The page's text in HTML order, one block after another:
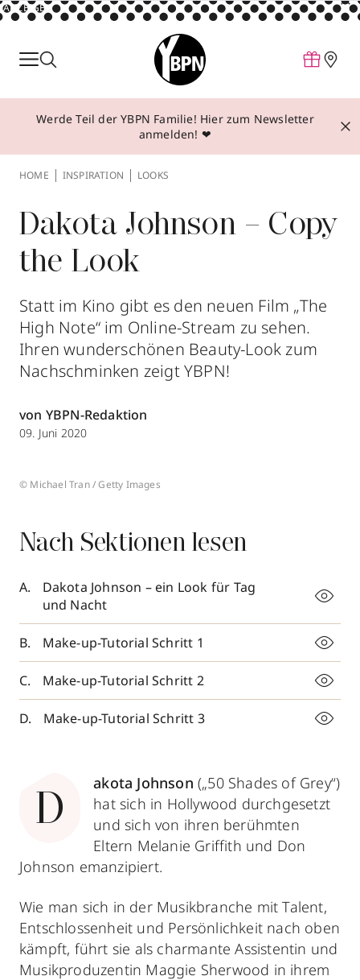
ANZEIGE
Parfum
Make-up
Behandlungen
Über YBPN
Aktionen
Storefinder
Werde Teil der YBPN Familie! Hier zum Newsletter
anmelden! ❤
HOME INSPIRATION LOOKS
Dakota Johnson – Copy
the Look
Statt im Kino gibt es den neuen Film „The
High Note“ im Online-Stream zu sehen.
Ihren wunderschönen Beauty-Look zum
Nachschminken zeigt YBPN!
von YBPN-Redaktion
09. Juni 2020
© Michael Tran / Getty Images
Nach Sektionen lesen
Dakota Johnson – ein Look für Tag
und Nacht
Make-up-Tutorial Schritt 1
Make-up-Tutorial Schritt 2
Make-up-Tutorial Schritt 3
D
akota Johnson („50 Shades of Grey“)
hat sich in Hollywood durchgesetzt
und sich von ihren berühmten
Eltern Melanie Griffith und Don
Johnson emanzipiert.
Wie man sich in der Musikbranche mit Talent,
Entschlossenheit und Persönlichkeit nach oben
kämpft, führt sie als charmante Assistentin und
Musikproduzentin Maggie Sherwood in ihrem